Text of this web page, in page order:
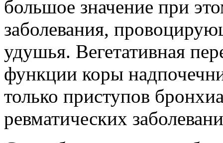
большое значение при
заболевания,
удушья. Вегетативная
функции коры
только приступов
ревматических